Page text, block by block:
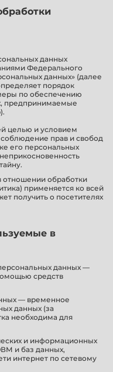
данных
Федерального
данных» (далее
порядок
по обеспечению
предпринимаемые
целью и условием
прав и свобод
его персональных
отношении обработки
применяется ко всей
получить о посетителях
в
данных —
средств
— временное
данных (за
необходима для
и информационных
и баз данных,
интернет по сетевому